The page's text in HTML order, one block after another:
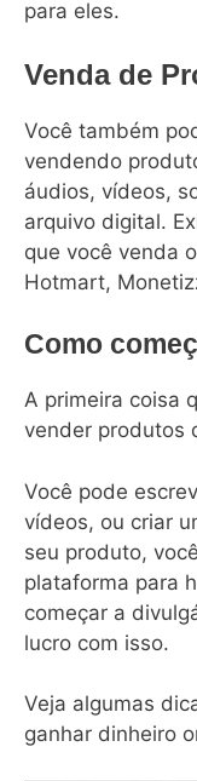
para eles.
Venda de
Você também
vendendo
áudios, vídeos,
arquivo digital.
que você venda
Hotmart,
Como
A primeira coisa
vender produtos
Você pode
vídeos, ou criar
seu produto,
plataforma para
começar a
lucro com isso.
Veja algumas
ganhar dinheiro